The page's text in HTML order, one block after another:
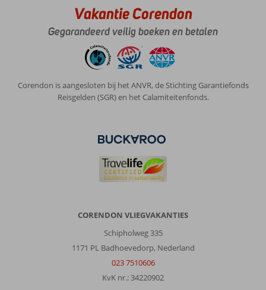
Vakantie Corendon
Gegarandeerd veilig boeken en betalen
Corendon is aangesloten bij het ANVR, de Stichting Garantiefonds
Reisgelden (SGR) en het Calamiteitenfonds.
CORENDON VLIEGVAKANTIES
Schipholweg 335
1171 PL Badhoevedorp, Nederland
023 7510606
KvK nr.: 34220902